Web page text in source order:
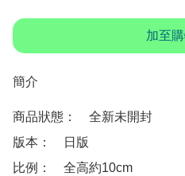
加至
簡介
商品狀態：　全新未開封
版本：　日版
比例：　全高約10cm